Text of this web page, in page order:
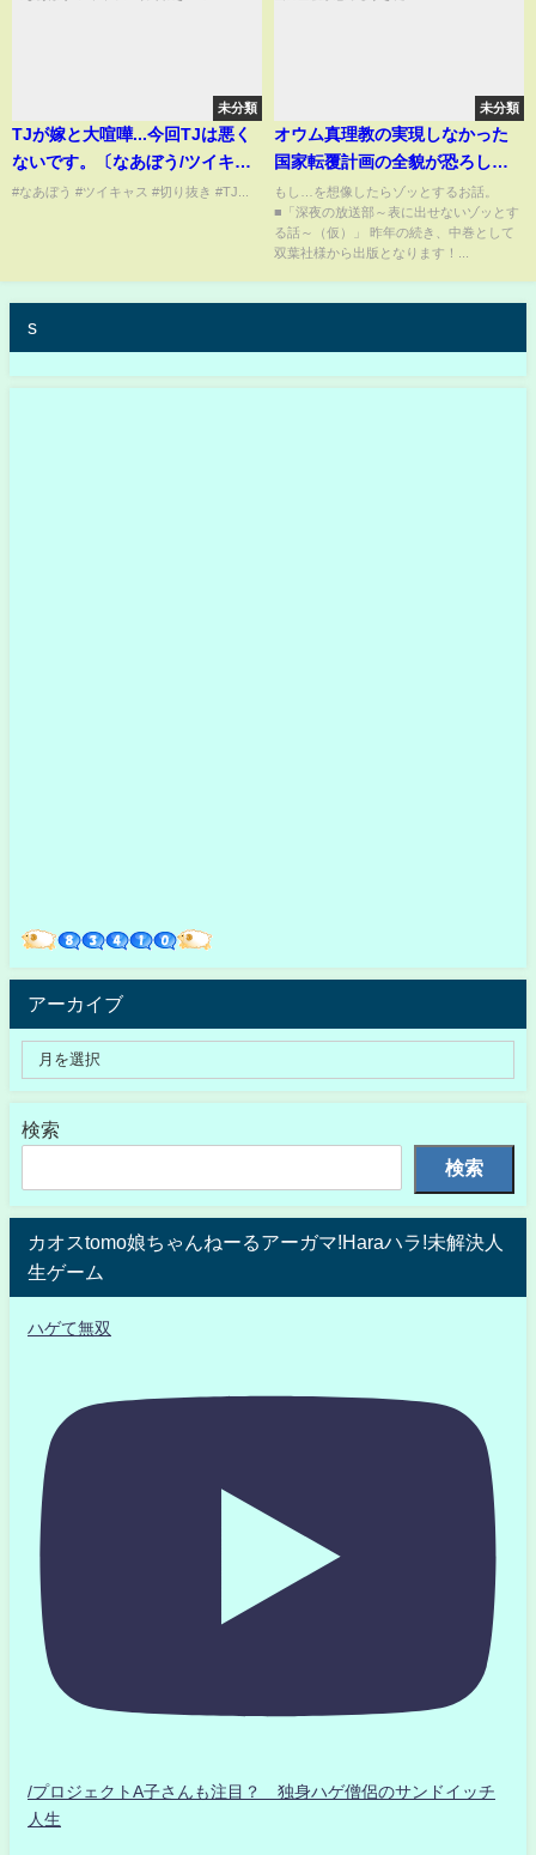
未分類
TJが嫁と大喧嘩...今回TJは悪く
ないです。〔なあぼう/ツイキャ
ス/切り抜き/TJ〕
#なあぼう #ツイキャス #切り抜き #TJ...
未分類
オウム真理教の実現しなかった
国家転覆計画の全貌が恐ろしす
ぎた
もし…を想像したらゾッとするお話。
■「深夜の放送部～表に出せないゾッとす
る話～（仮）」 昨年の続き、中巻として
双葉社様から出版となります！...
s
アーカイブ
検索
検索
カオスtomo娘ちゃんねーるアーガマ!Haraハラ!未解決人
生ゲーム
ハゲて無双
/プロジェクトA子さんも注目？ 独身ハゲ僧侶のサンドイッチ
人生